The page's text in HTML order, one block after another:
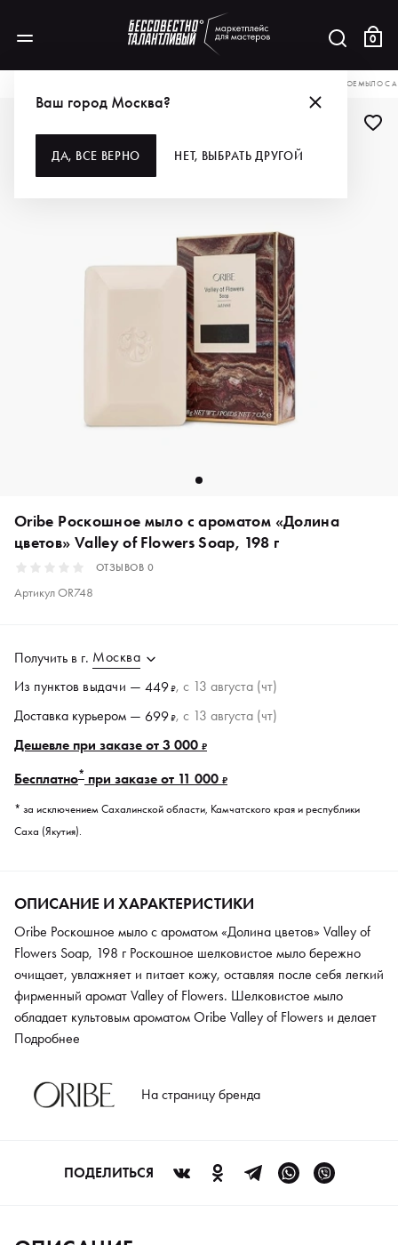
0
Ваш город Москва?
ДА, ВСЕ ВЕРНО НЕТ, ВЫБРАТЬ ДРУГОЙ
ORIBE РОСКОШНОЕ МЫЛО С
Oribe Роскошное мыло с ароматом «Долина
цветов» Valley of Flowers Soap, 198 г
ОТЗЫВОВ 0
АртикулOR748
Получить в г. Москва
Из пунктов выдачи — 449₽, c 13 августа (чт)
Доставка курьером — 699₽, c 13 августа (чт)
Дешевле при заказе от 3 000 ₽
Бесплатно* при заказе от 11 000 ₽
* за исключением Сахалинской области, Камчатского края и республики
Саха (Якутия).
ОПИСАНИЕ И ХАРАКТЕРИСТИКИ
Oribe Роскошное мыло с ароматом «Долина цветов» Valley of
Flowers Soap, 198 г Роскошное шелковистое мыло бережно
очищает, увлажняет и питает кожу, оставляя после себя легкий
фирменный аромат Valley of Flowers. Шелковистое мыло
обладает культовым ароматом Oribe Valley of Flowers и делает
процесс очищения кожи еще более приятным.
Подробнее
На страницу бренда
ПОДЕЛИТЬСЯ